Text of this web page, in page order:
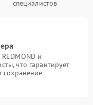
специалистов
и
что гарантирует
сохранение